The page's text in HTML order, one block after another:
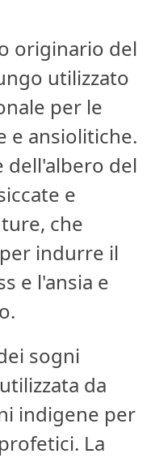
originario del
utilizzato
per le
e ansiolitiche.
dell'albero del
e
che
indurre il
e l'ansia e
sogni
da
indigene per
La